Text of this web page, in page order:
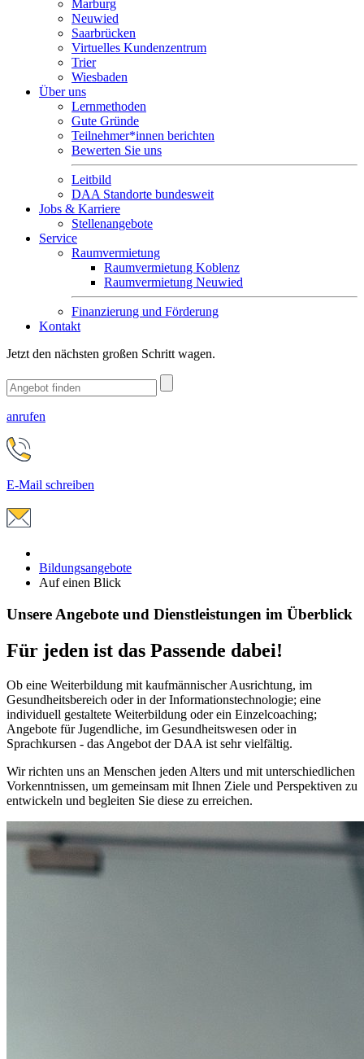
Marburg
Neuwied
Saarbrücken
Virtuelles Kundenzentrum
Trier
Wiesbaden
Über uns
Lernmethoden
Gute Gründe
Teilnehmer*innen berichten
Bewerten Sie uns
Leitbild
DAA Standorte bundesweit
Jobs & Karriere
Stellenangebote
Service
Raumvermietung
Raumvermietung Koblenz
Raumvermietung Neuwied
Finanzierung und Förderung
Kontakt
Jetzt den nächsten großen Schritt wagen.
anrufen
E-Mail schreiben
Bildungsangebote
Auf einen Blick
Unsere Angebote und Dienstleistungen im Überblick
Für jeden ist das Passende dabei!
Ob eine Weiterbildung mit kaufmännischer Ausrichtung, im
Gesundheitsbereich oder in der Informationstechnologie; eine
individuell gestaltete Weiterbildung oder ein Einzelcoaching;
Angebote für Jugendliche, im Gesundheitswesen oder in
Sprachkursen - das Angebot der DAA ist sehr vielfältig.
Wir richten uns an Menschen jeden Alters und mit unterschiedlichen
Vorkenntnissen, um gemeinsam mit Ihnen Ziele und Perspektiven zu
entwickeln und begleiten Sie diese zu erreichen.